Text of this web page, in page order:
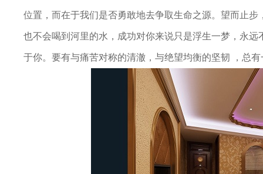
位置，而在于我们是否勇敢地去争取生命之源。望而止
也不会喝到河里的水，成功对你来说只是浮生一梦，永
于你。要有与痛苦对称的清澈，与绝望均衡的坚韧 ，总